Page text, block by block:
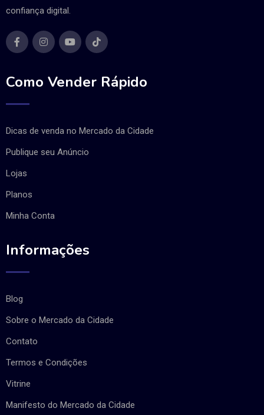
confiança digital.
Como Vender Rápido
Dicas de venda no Mercado da Cidade
Publique seu Anúncio
Lojas
Planos
Minha Conta
Informações
Blog
Sobre o Mercado da Cidade
Contato
Termos e Condições
Vitrine
Manifesto do Mercado da Cidade